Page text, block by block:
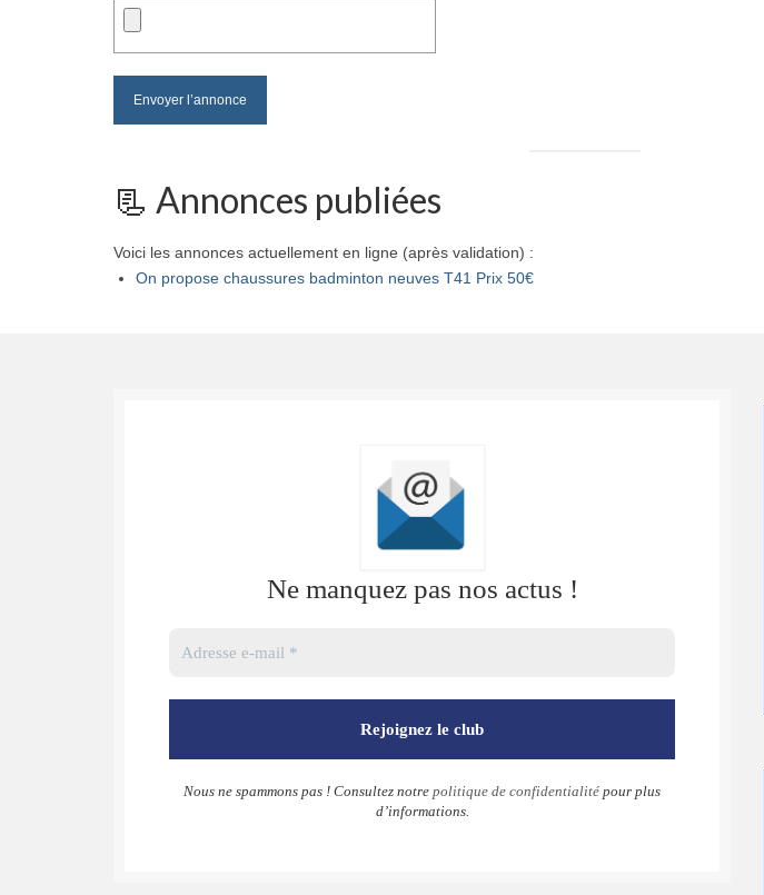
📃 Annonces publiées
Voici les annonces actuellement en ligne (après validation) :
On propose chaussures badminton neuves T41 Prix 50€
Ne manquez pas nos actus !
Nous ne spammons pas ! Consultez notre politique de confidentialité pour plus
d’informations.